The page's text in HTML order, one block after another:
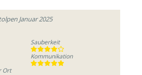
Januar 2025
Sauberkeit
Kommunikation
Ort